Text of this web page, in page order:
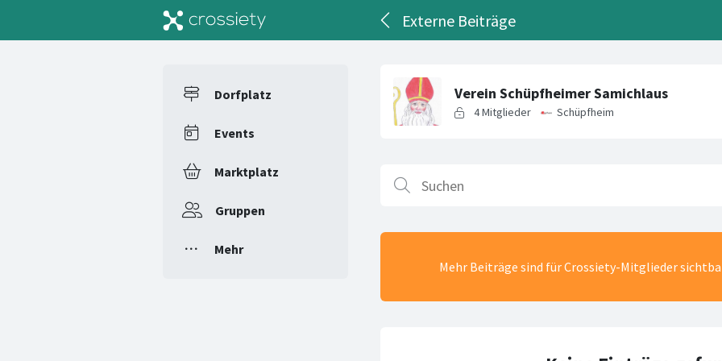
Externe Beiträge
Dorfplatz
Events
Marktplatz
Gruppen
Mehr
Mehr Beiträge sind für Crossiety-Mitglieder